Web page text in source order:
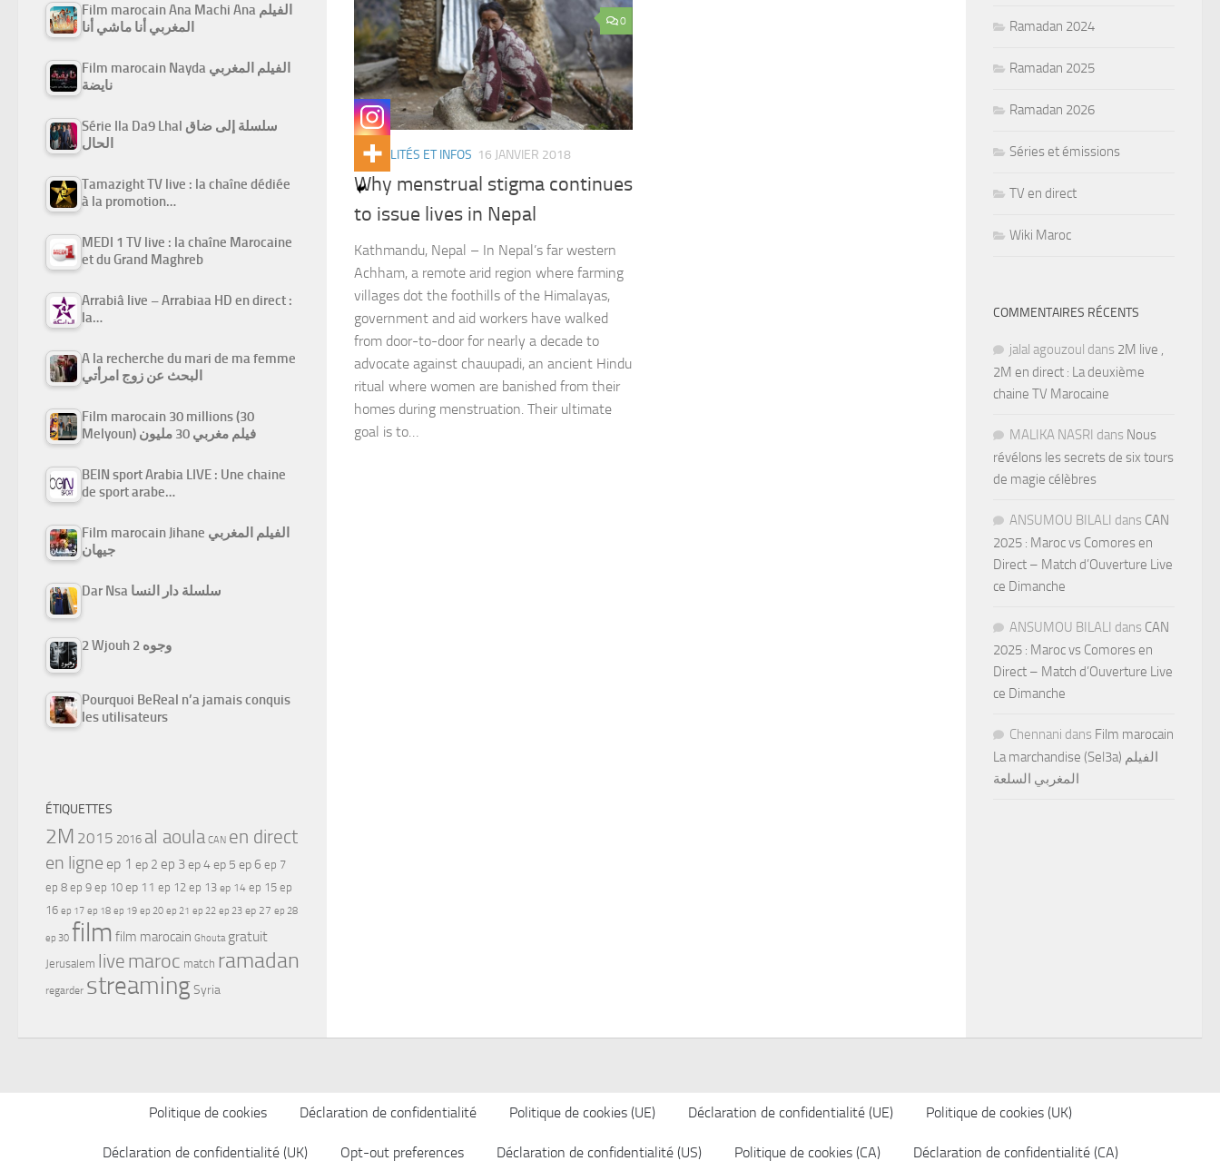
0
ACTUALITÉS ET INFOS 16 JANVIER 2018
Why menstrual stigma continues
to issue lives in Nepal
Kathmandu, Nepal – In Nepal’s far western
Achham, a remote arid region where farming
villages dot the foothills of the Himalayas,
government and aid workers have walked
from door-to-door for nearly a decade to
advocate against chauupadi, an ancient Hindu
ritual where women are banished from their
homes during menstruation. Their ultimate
goal is to…
Film marocain Ana Machi Ana الفيلم
المغربي أنا ماشي أنا
Film marocain Nayda الفيلم المغربي
نايضة
Série Ila Da9 Lhal سلسلة إلى ضاق
الحال
Tamazight TV live : la chaîne dédiée
à la promotion…
MEDI 1 TV live : la chaîne Marocaine
et du Grand Maghreb
Arrabiâ live – Arrabiaa HD en direct :
la…
A la recherche du mari de ma femme
البحث عن زوج امرأتي
Film marocain 30 millions (30
Melyoun) فيلم مغربي 30 مليون
BEIN sport Arabia LIVE : Une chaine
de sport arabe…
Film marocain Jihane الفيلم المغربي
جيهان
Dar Nsa سلسلة دار النسا
2 Wjouh 2 وجوه
Pourquoi BeReal n’a jamais conquis
les utilisateurs
ÉTIQUETTES
2M 2015 2016 al aoula CAN en direct
en ligne ep 1 ep 2 ep 3ep 4ep 5 ep 6 ep 7
ep 8 ep 9 ep 10 ep 11 ep 12 ep 13 ep 14 ep 15 ep
16 ep 17 ep 18 ep 19 ep 20 ep 21 ep 22 ep 23 ep 27 ep 28
ep 30 film film marocain Ghouta gratuit
Jerusalem live maroc match ramadan
regarder streamingSyria
Ramadan 2024
Ramadan 2025
Ramadan 2026
Séries et émissions
TV en direct
Wiki Maroc
COMMENTAIRES RÉCENTS
jalal agouzoul dans 2M live ,
2M en direct : La deuxième
chaine TV Marocaine
MALIKA NASRI dans Nous
révélons les secrets de six tours
de magie célèbres
ANSUMOU BILALI dans CAN
2025 : Maroc vs Comores en
Direct – Match d’Ouverture Live
ce Dimanche
ANSUMOU BILALI dans CAN
2025 : Maroc vs Comores en
Direct – Match d’Ouverture Live
ce Dimanche
Chennani dans Film marocain
La marchandise (Sel3a) الفيلم
المغربي السلعة
Politique de cookies Déclaration de confidentialité Politique de cookies (UE) Déclaration de confidentialité (UE) Politique de cookies (UK)
Déclaration de confidentialité (UK) Opt-out preferences Déclaration de confidentialité (US) Politique de cookies (CA) Déclaration de confidentialité (CA)